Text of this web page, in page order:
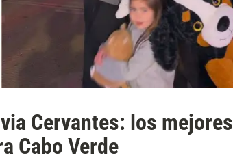
Cervantes: los mejores
Cabo Verde